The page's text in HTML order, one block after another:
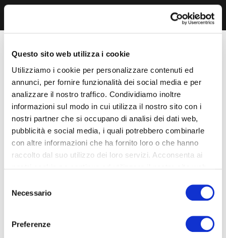
Questo sito web utilizza i cookie
Utilizziamo i cookie per personalizzare contenuti ed
annunci, per fornire funzionalità dei social media e per
analizzare il nostro traffico. Condividiamo inoltre
informazioni sul modo in cui utilizza il nostro sito con i
nostri partner che si occupano di analisi dei dati web,
pubblicità e social media, i quali potrebbero combinarle
con altre informazioni che ha fornito loro o che hanno
raccolto dal suo utilizzo dei loro servizi. Acconsenta ai
delNecessario
Preferenze